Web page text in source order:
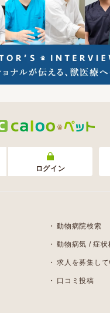
ログイン
動物病院検索
動物病気 / 症状
求人を募集し
口コミ投稿